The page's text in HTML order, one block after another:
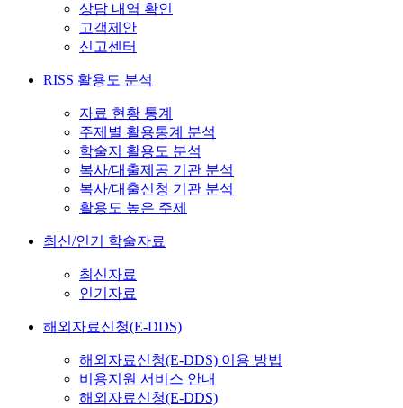
상담 내역 확인
고객제안
신고센터
RISS 활용도 분석
자료 현황 통계
주제별 활용통계 분석
학술지 활용도 분석
복사/대출제공 기관 분석
복사/대출신청 기관 분석
활용도 높은 주제
최신/인기 학술자료
최신자료
인기자료
해외자료신청(E-DDS)
해외자료신청(E-DDS) 이용 방법
비용지원 서비스 안내
해외자료신청(E-DDS)